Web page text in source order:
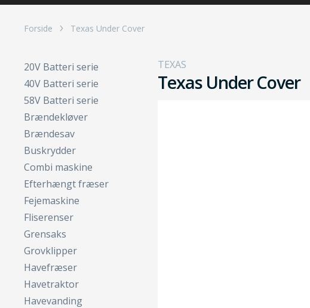
Forside Texas Under Cover
20V Batteri serie
40V Batteri serie
58V Batteri serie
Brændekløver
Brændesav
Buskrydder
Combi maskine
Efterhængt fræser
Fejemaskine
Fliserenser
Grensaks
Grovklipper
Havefræser
Havetraktor
Havevanding
TEXAS
Texas Under Cover